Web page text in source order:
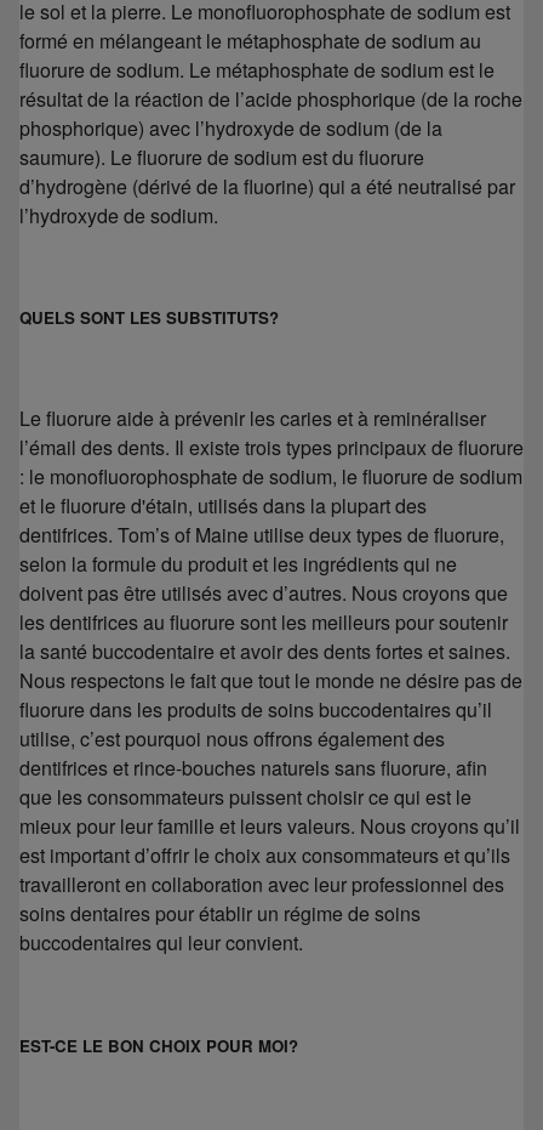
le sol et la pierre. Le monofluorophosphate de sodium est
formé en mélangeant le métaphosphate de sodium au
fluorure de sodium. Le métaphosphate de sodium est le
résultat de la réaction de l’acide phosphorique (de la roche
phosphorique) avec l’hydroxyde de sodium (de la
saumure). Le fluorure de sodium est du fluorure
d’hydrogène (dérivé de la fluorine) qui a été neutralisé par
l’hydroxyde de sodium.
QUELS SONT LES SUBSTITUTS?
Le fluorure aide à prévenir les caries et à reminéraliser
l’émail des dents. Il existe trois types principaux de fluorure
: le monofluorophosphate de sodium, le fluorure de sodium
et le fluorure d'étain, utilisés dans la plupart des
dentifrices. Tom’s of Maine utilise deux types de fluorure,
selon la formule du produit et les ingrédients qui ne
doivent pas être utilisés avec d’autres. Nous croyons que
les dentifrices au fluorure sont les meilleurs pour soutenir
la santé buccodentaire et avoir des dents fortes et saines.
Nous respectons le fait que tout le monde ne désire pas de
fluorure dans les produits de soins buccodentaires qu’il
utilise, c’est pourquoi nous offrons également des
dentifrices et rince-bouches naturels sans fluorure, afin
que les consommateurs puissent choisir ce qui est le
mieux pour leur famille et leurs valeurs. Nous croyons qu’il
est important d’offrir le choix aux consommateurs et qu’ils
travailleront en collaboration avec leur professionnel des
soins dentaires pour établir un régime de soins
buccodentaires qui leur convient.
EST-CE LE BON CHOIX POUR MOI?